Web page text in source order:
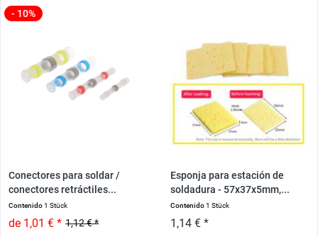
- 10%
Conectores para soldar /
conectores retráctiles...
Contenido1 Stück
1,12 € *
de 1,01 € *
Esponja para estación de
soldadura - 57x37x5mm,...
Contenido1 Stück
1,14 € *